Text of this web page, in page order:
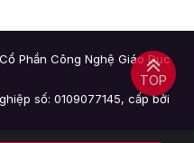
TOP
Phần Công Nghệ Giáo Dục
số: 0109077145, cấp bởi
bởi Bộ Thông tin và Truyền